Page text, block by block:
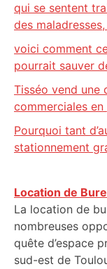
qui se sentent
des
voici comment
pourrait sauver
Tisséo vend une
commerciales
Pourquoi tant
stationnement
Location de
La location de
nombreuses
quête d’espace
sud-est de